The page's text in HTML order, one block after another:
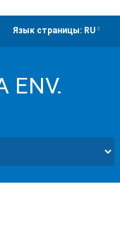
Язык страницы: RU
ENV.